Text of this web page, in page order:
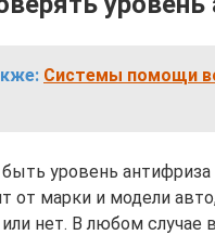
Системы помощи
уровень антифриза
от марки и модели
нет. В любом случае